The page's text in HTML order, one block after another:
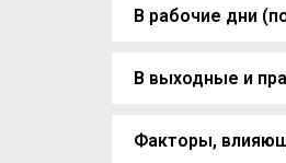
В рабочие дни
В выходные и
Факторы,